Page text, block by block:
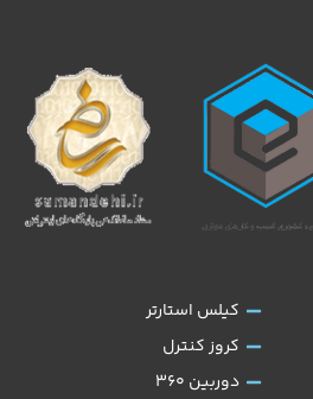
کیلس استارتر
کروز کنترل
دوربین 360